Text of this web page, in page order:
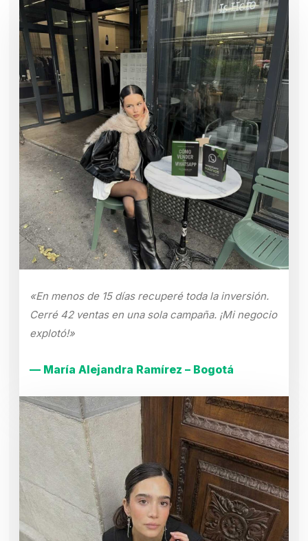
«En menos de 15 días recuperé toda la inversión.
Cerré 42 ventas en una sola campaña. ¡Mi negocio
explotó!»
— María Alejandra Ramírez – Bogotá